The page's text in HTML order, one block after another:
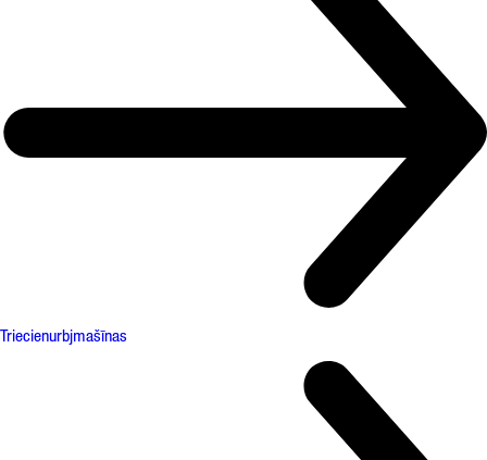
Triecienurbjmašīnas